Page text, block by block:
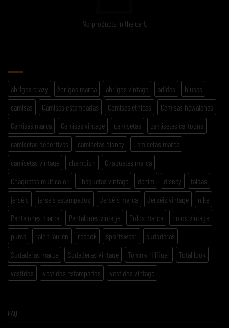
No products in the cart.
abrigos crazy Abrigos marca abrigos vintage adidas
blusas
camisas
Camisas estampadas Camisas etnicas
Camisas hawaianas
Camisas marca
Camisas vintage camisetas
camisetas cartoons
camisetas deportivas
camisetas disney
Camisetas marca
camisetas vintage
champion
Chaquetas marca
Chaquetas multicolor
Chaquetas vintage denim disney
faldas
jerséis
jerséis estampados Jerséis marca Jerséis vintage
nike
Pantalones marca
Pantalones vintage Polos marca
polos vintage
puma
ralph lauren reebok sportswear
sudaderas
Sudaderas marca
Sudaderas Vintage Tommy Hilfiger
Total look
vestidos
vestidos estampados vestidos vintage
FAQ